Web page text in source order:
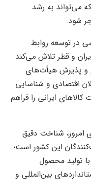
می‌تواند به رشد
شود.
در توسعه روابط
و قطر تلاش می‌کند
و پذیرش هیأت‌های
اقتصادی و شناسایی
کالاهای ایرانی را فراهم
امروز، شناخت دقیق
این کشور است؛
با تولید محصول
بین‌المللی و